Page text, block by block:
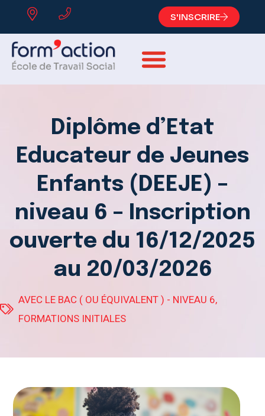
S'INSCRIRE
Diplôme d’Etat
Educateur de Jeunes
Enfants (DEEJE) –
niveau 6 – Inscription
ouverte du 16/12/2025
au 20/03/2026
AVEC LE BAC ( OU ÉQUIVALENT ) - NIVEAU 6,
FORMATIONS INITIALES